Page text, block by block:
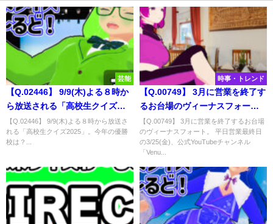
芸能
【Q.02446】 9/9(木)よる８時か
ら放送される「高校生クイズ
2025」。今年の優勝校は？
【Q.02446】 9/9(木)よる８時から放送さ
れる「高校生クイズ2025」。今年の優勝
校は？...
時事・トレンド
【Q.00749】 3月に営業を終了す
るお台場のヴィーナスフォー
ト。 平日最終日の3/25(金)、公
式YouTubeチャンネル
「VenusFort_Official」に配信
【Q.00749】 3月に営業を終了するお台場
のヴィーナスフォート。 平日営業最終日
の3/25(金)、公式YouTubeチャンネル
「Venu...